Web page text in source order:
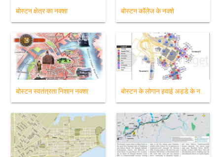
बोस्टन क्षेत्र का नक्शा बोस्टन कॉलेज के नक्शे
बोस्टन स्वतंत्रता निशान नक्शा बोस्टन के लोगान हवाई अड्डे के नक्शे